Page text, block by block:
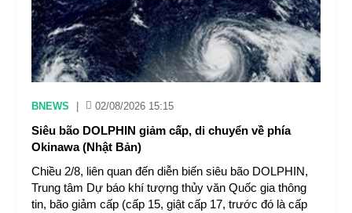
BNEWS 02/08/2026 15:15
Siêu bão DOLPHIN giảm cấp, di chuyển về phía
Okinawa (Nhật Bản)
Chiều 2/8, liên quan đến diễn biến siêu bão DOLPHIN,
Trung tâm Dự báo khí tượng thủy văn Quốc gia thông
tin, bão giảm cấp (cấp 15, giật cấp 17, trước đó là cấp